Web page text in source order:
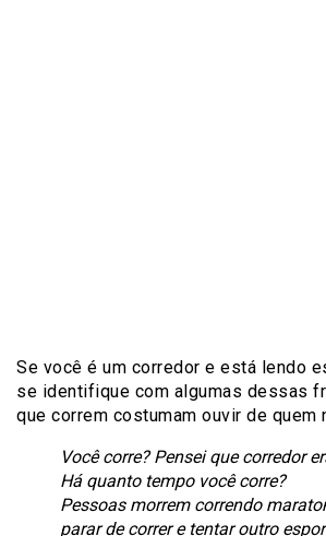
Se você é um corredor e está lendo
se identifique com algumas dessas
que correm costumam ouvir de quem
Você corre? Pensei que corredor
Há quanto tempo você corre?
Pessoas morrem correndo
parar de correr e tentar outro